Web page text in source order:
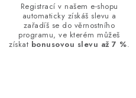
Registrací v našem e-shopu
automaticky získáš slevu a
zařadíš se do věrnostního
programu, ve kterém můžeš
získat bonusovou slevu až 7 %.